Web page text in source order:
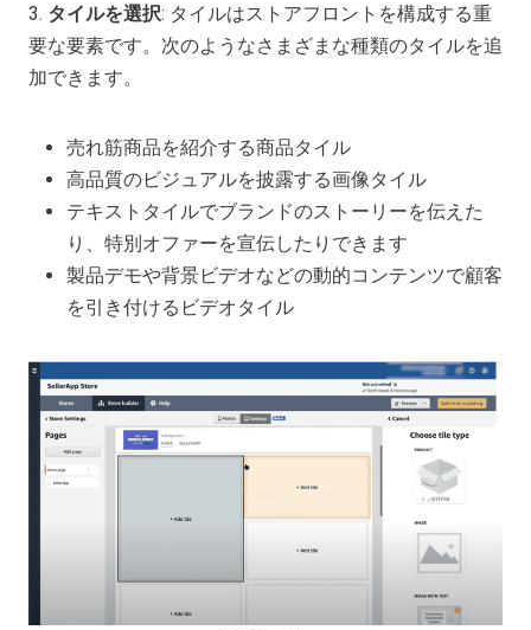
3. タイルを選択: タイルはストアフロントを構成する重
要な要素です。次のようなさまざまな種類のタイルを追
加できます。
売れ筋商品を紹介する商品タイル
高品質のビジュアルを披露する画像タイル
テキストタイルでブランドのストーリーを伝えた
り、特別オファーを宣伝したりできます
製品デモや背景ビデオなどの動的コンテンツで顧客
を引き付けるビデオタイル